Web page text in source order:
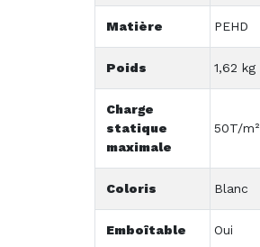
Matière PEHD
Poids 1,62 kg
Charge
statique
maximale
50T/m²
Coloris Blanc
Emboîtable Oui